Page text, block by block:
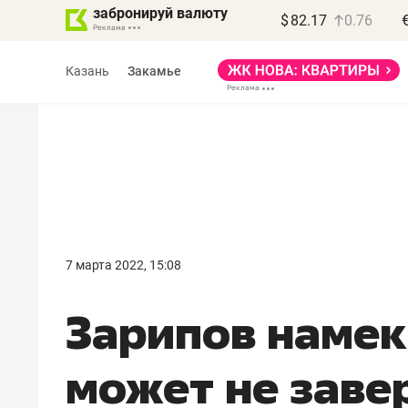
забронируй валюту $ 82.17 0.76
Казань Закамье
7 марта 2022, 15:08
Зарипов
может не